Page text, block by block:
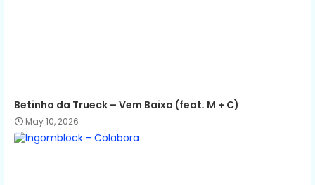
Betinho da Trueck – Vem Baixa (feat. M + C)
May 10, 2026